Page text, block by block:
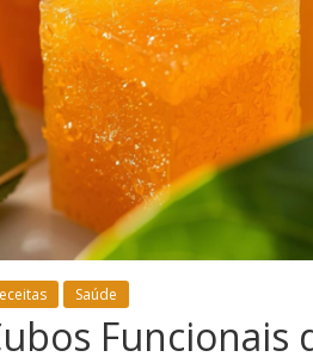
Saúde
Funcionais